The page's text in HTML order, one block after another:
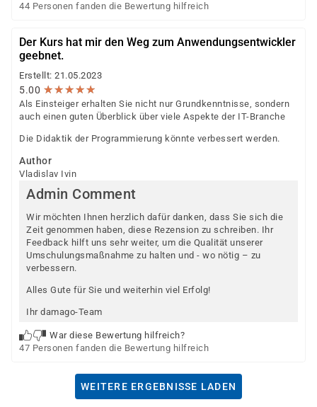
44 Personen fanden die Bewertung hilfreich
Der Kurs hat mir den Weg zum Anwendungsentwickler
geebnet.
Erstellt: 21.05.2023
5.00 ★★★★★
★★★★★
Als Einsteiger erhalten Sie nicht nur Grundkenntnisse, sondern
auch einen guten Überblick über viele Aspekte der IT-Branche
Die Didaktik der Programmierung könnte verbessert werden.
Author
Vladislav Ivin
Admin Comment
Wir möchten Ihnen herzlich dafür danken, dass Sie sich die
Zeit genommen haben, diese Rezension zu schreiben. Ihr
Feedback hilft uns sehr weiter, um die Qualität unserer
Umschulungsmaßnahme zu halten und - wo nötig – zu
verbessern.
Alles Gute für Sie und weiterhin viel Erfolg!
Ihr damago-Team
War diese Bewertung hilfreich?
47 Personen fanden die Bewertung hilfreich
WEITERE ERGEBNISSE LADEN